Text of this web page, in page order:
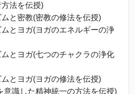
法を伝授)
と密教(密教の修法を伝授)
とヨガ(ヨガのエネルギーの浄
とヨガ(七つのチャクラの浄化
とヨガ(ヨガの修法を伝授)
識した精神統一の方法を伝授)